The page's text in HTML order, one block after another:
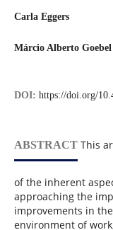
Carla Eggers
Márcio Alberto Goebel
DOI: https://doi.org/
ABSTRACTThis
of the inherent
approaching the
improvements in
environment of